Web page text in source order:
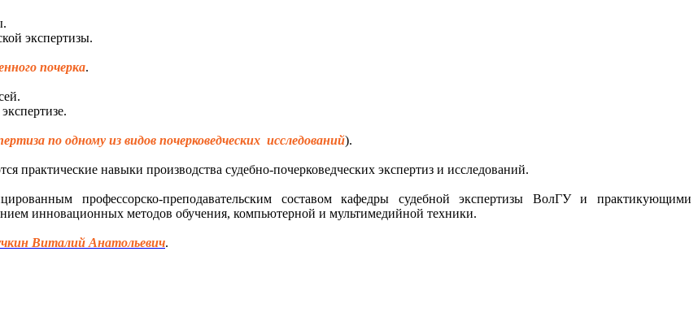
экспертизы.
почерка.
по одному из видов почерковедческих исследований).
практические навыки производства судебно-почерковедческих экспертиз и исследований.
профессорско-преподавательским составом кафедры судебной экспертизы ВолГУ и практикующими
инновационных методов обучения, компьютерной и мультимедийной техники.
Виталий Анатольевич.